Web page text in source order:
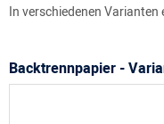
In verschiedenen Varianten
Backtrennpapier -